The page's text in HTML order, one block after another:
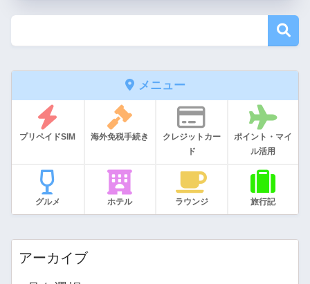
メニュー
プリペイドSIM 海外免税手続き
クレジットカー
ド
ポイント・マイ
ル活用
グルメ ホテル ラウンジ 旅行記
アーカイブ